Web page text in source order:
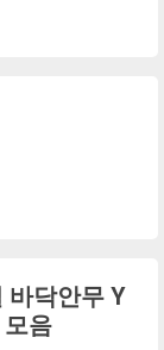
바닥안무 Y
음